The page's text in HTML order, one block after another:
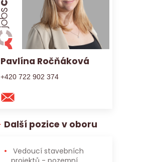
Pavlína Ročňáková
+420 722 902 374
Další pozice v oboru